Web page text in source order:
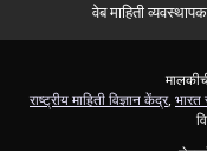
वेब माहिती व्यवस्थापक
राष्ट्रीय माहिती विज्ञान केंद्र, भारत